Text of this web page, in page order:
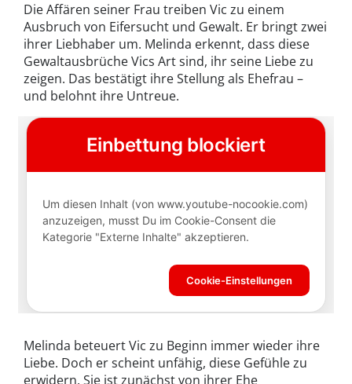
Die Affären seiner Frau treiben Vic zu einem
Ausbruch von Eifersucht und Gewalt. Er bringt zwei
ihrer Liebhaber um. Melinda erkennt, dass diese
Gewaltausbrüche Vics Art sind, ihr seine Liebe zu
zeigen. Das bestätigt ihre Stellung als Ehefrau –
und belohnt ihre Untreue.
Melinda beteuert Vic zu Beginn immer wieder ihre
Liebe. Doch er scheint unfähig, diese Gefühle zu
erwidern. Sie ist zunächst von ihrer Ehe